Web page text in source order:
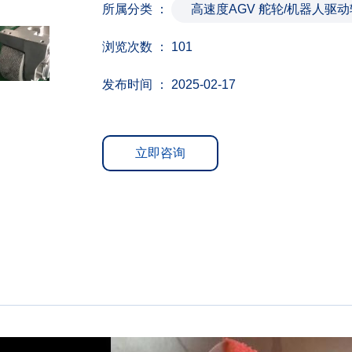
所属分类 ： 高速度AGV 舵轮/机器人驱动
浏览次数 ： 101
发布时间 ： 2025-02-17
立即咨询